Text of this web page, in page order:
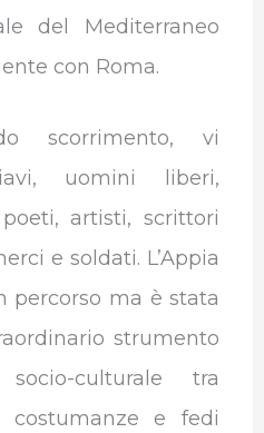
del Mediterraneo
con Roma.
scorrimento, vi
uomini liberi,
artisti, scrittori
e soldati. L’Appia
percorso ma è stata
strumento
culturale tra
costumanze e fedi